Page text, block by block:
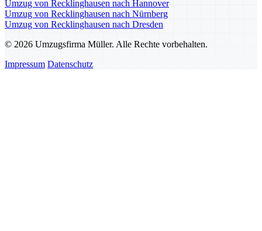
Umzug von Recklinghausen nach Hannover
Umzug von Recklinghausen nach Nürnberg
Umzug von Recklinghausen nach Dresden
© 2026 Umzugsfirma Müller. Alle Rechte vorbehalten.
Impressum Datenschutz